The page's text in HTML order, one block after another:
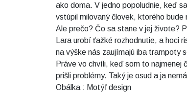
ako doma. V jedno popoludnie, keď
vstúpil milovaný človek, ktorého
Ale prečo? Čo sa stane v jej živote?
Lara urobí ťažké rozhodnutie, a hoci
na výške nás zaujímajú iba trampoty
Práve vo chvíli, keď som to
prišli problémy. Taký je osud a ja
Obálka : Motýľ design